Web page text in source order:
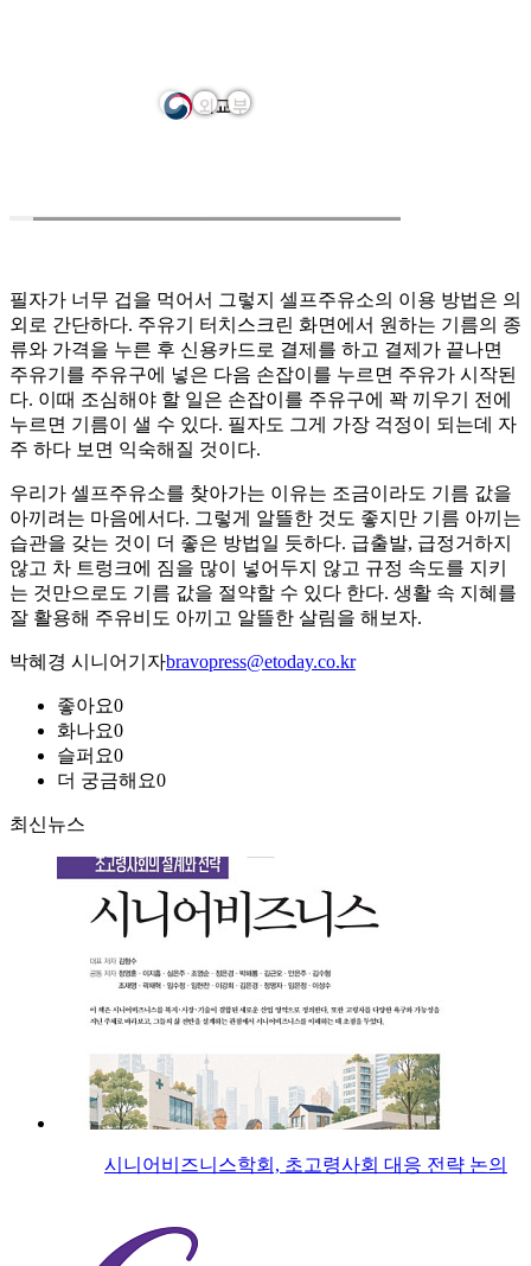
필자가 너무 겁을 먹어서 그렇지 셀프주유소의 이용 방법은 의
외로 간단하다. 주유기 터치스크린 화면에서 원하는 기름의 종
류와 가격을 누른 후 신용카드로 결제를 하고 결제가 끝나면
주유기를 주유구에 넣은 다음 손잡이를 누르면 주유가 시작된
다. 이때 조심해야 할 일은 손잡이를 주유구에 꽉 끼우기 전에
누르면 기름이 샐 수 있다. 필자도 그게 가장 걱정이 되는데 자
주 하다 보면 익숙해질 것이다.
우리가 셀프주유소를 찾아가는 이유는 조금이라도 기름 값을
아끼려는 마음에서다. 그렇게 알뜰한 것도 좋지만 기름 아끼는
습관을 갖는 것이 더 좋은 방법일 듯하다. 급출발, 급정거하지
않고 차 트렁크에 짐을 많이 넣어두지 않고 규정 속도를 지키
는 것만으로도 기름 값을 절약할 수 있다 한다. 생활 속 지혜를
잘 활용해 주유비도 아끼고 알뜰한 살림을 해보자.
박혜경 시니어기자bravopress@etoday.co.kr
좋아요0
화나요0
슬퍼요0
더 궁금해요0
최신뉴스
시니어비즈니스학회, 초고령사회 대응 전략 논의